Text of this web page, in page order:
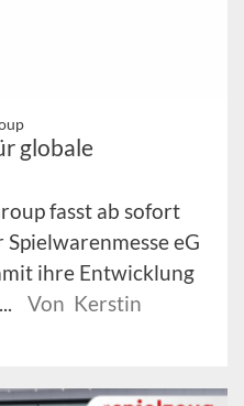
globale
fasst ab sofort
eG
ihre Entwicklung
Von Kerstin